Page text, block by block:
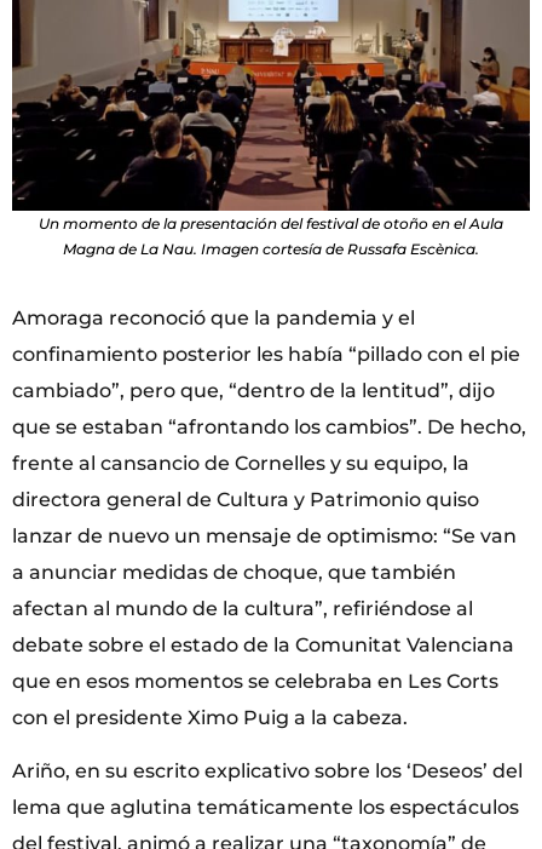
Un momento de la presentación del festival de otoño en el Aula
Magna de La Nau. Imagen cortesía de Russafa Escènica.
Amoraga reconoció que la pandemia y el
confinamiento posterior les había “pillado con el pie
cambiado”, pero que, “dentro de la lentitud”, dijo
que se estaban “afrontando los cambios”. De hecho,
frente al cansancio de Cornelles y su equipo, la
directora general de Cultura y Patrimonio quiso
lanzar de nuevo un mensaje de optimismo: “Se van
a anunciar medidas de choque, que también
afectan al mundo de la cultura”, refiriéndose al
debate sobre el estado de la Comunitat Valenciana
que en esos momentos se celebraba en Les Corts
con el presidente Ximo Puig a la cabeza.
Ariño, en su escrito explicativo sobre los ‘Deseos’ del
lema que aglutina temáticamente los espectáculos
del festival, animó a realizar una “taxonomía” de